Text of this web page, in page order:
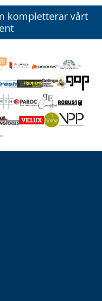
kompletterar vårt